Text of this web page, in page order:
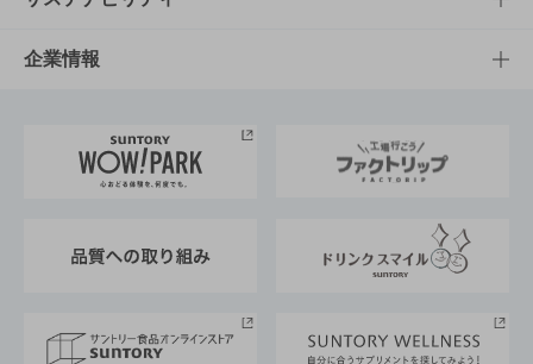
栄養成分一覧
工場見学
地域情報
サントリーホール
サントリーサンバーズ大阪
サステナビリティTOP
サントリーが考えるサステナビリティ経営
企業情報
企業概要
採用情報